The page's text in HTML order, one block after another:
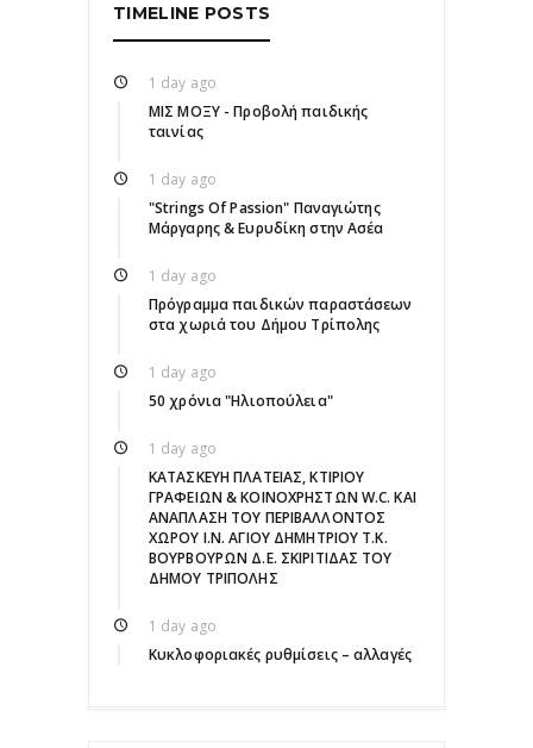
TIMELINE POSTS
1 day ago
ΜΙΣ ΜΟΞΥ - Προβολή παιδικής
ταινίας
1 day ago
"Strings Of Passion" Παναγιώτης
Μάργαρης & Ευρυδίκη στην Ασέα
1 day ago
Πρόγραμμα παιδικών παραστάσεων
στα χωριά του Δήμου Τρίπολης
1 day ago
50 χρόνια "Ηλιοπούλεια"
1 day ago
ΚΑΤΑΣΚΕΥΗ ΠΛΑΤΕΙΑΣ, ΚΤΙΡΙΟΥ
ΓΡΑΦΕΙΩΝ & ΚΟΙΝΟΧΡΗΣΤΩΝ W.C. ΚΑΙ
ΑΝΑΠΛΑΣΗ ΤΟΥ ΠΕΡΙΒΑΛΛΟΝΤΟΣ
ΧΩΡΟΥ Ι.Ν. ΑΓΙΟΥ ΔΗΜΗΤΡΙΟΥ Τ.Κ.
ΒΟΥΡΒΟΥΡΩΝ Δ.Ε. ΣΚΙΡΙΤΙΔΑΣ ΤΟΥ
ΔΗΜΟΥ ΤΡΙΠΟΛΗΣ
1 day ago
Κυκλοφοριακές ρυθμίσεις – αλλαγές